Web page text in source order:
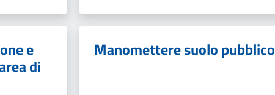
e
di
Manomettere suolo pubblico